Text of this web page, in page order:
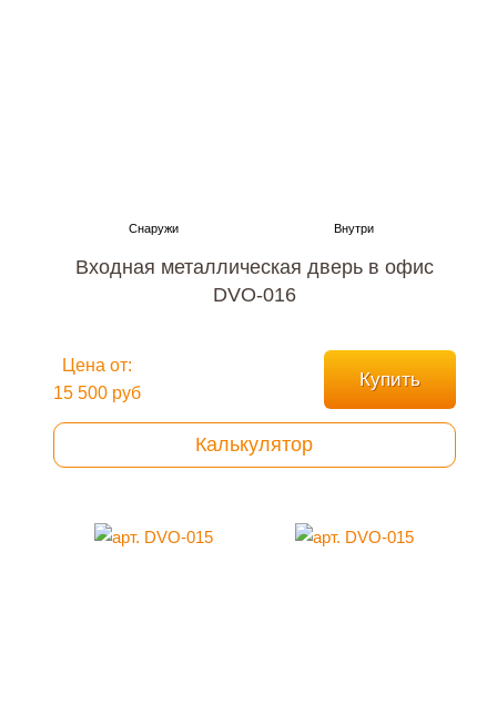
Входная металлическая дверь в офис
DVO-016
Цена от:
15 500 руб
Купить
Калькулятор